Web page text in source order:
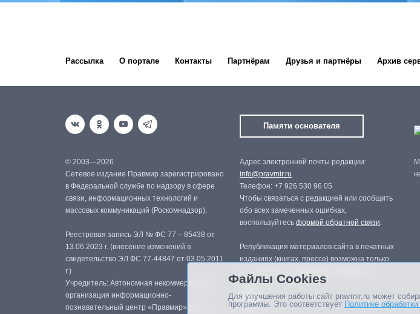
Рассылка О портале Контакты Партнёрам Друзья и партнёры Архив
Памяти основателя
© 2003—2026.
Сетевое издание Правмир зарегистрировано
в Федеральной службе по надзору в сфере
связи, информационных технологий и
массовых коммуникаций (Роскомнадзор).
Реестровая запись ЭЛ № ФС 77 – 85438 от
13.06.2023 г. (внесение изменений в
свидетельство ЭЛ ФС 77-44847 от 03.05.2011
г.)
Учредитель: Автономная некоммерческая
организация информационно-
познавательный центр «Правмир» (АНО
Адрес электронной почты редакции:
info@pravmir.ru
Телефон: +7 926 530 96 05
Чтобы связаться с редакцией или сообщить
обо всех замеченных ошибках,
воспользуйтесь формой обратной связи.
Републикация материалов сайта в печатных
изданиях (книгах, прессе) возможна только
Файлы Cookies
Для улучшения работы сайт pravmir.ru может
программы. Это соответствует Политике